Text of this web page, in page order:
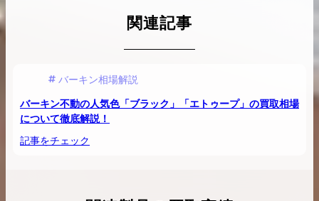
関連記事
バーキン相場解説
バーキン不動の人気色「ブラック」「エトゥープ」の買取相場
について徹底解説！
記事をチェック